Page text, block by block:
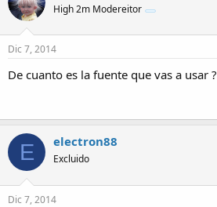
High 2m Modereitor
Dic 7, 2014
De cuanto es la fuente que vas a usar ?
E electron88
Excluido
Dic 7, 2014